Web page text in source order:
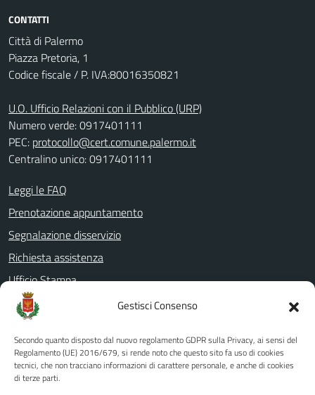
Gestisci Consenso
Secondo quanto disposto dal nuovo regolamento GDPR sulla Privacy, ai sensi del
Regolamento (UE) 2016/679, si rende noto che questo sito fa uso di cookies
tecnici, che non tracciano informazioni di carattere personale, e anche di cookies
di terze parti.
CONTATTI
Città di Palermo
Piazza Pretoria, 1
Codice fiscale / P. IVA:80016350821
U.O. Ufficio Relazioni con il Pubblico (URP)
Numero verde: 0917401111
PEC: protocollo@cert.comune.palermo.it
Centralino unico: 0917401111
Leggi le FAQ
Prenotazione appuntamento
Segnalazione disservizio
Richiesta assistenza
Ufficio Stampa
Amministrazione Trasparente
Albo pretorio
Informativa privacy
Note legali